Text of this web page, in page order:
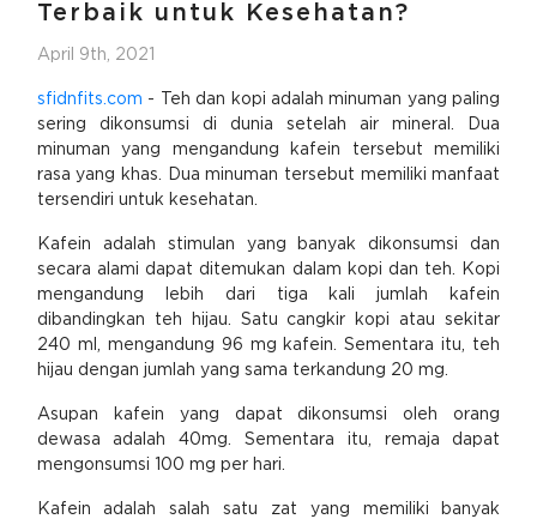
Terbaik untuk Kesehatan?
April 9th, 2021
sfidnfits.com - Teh dan kopi adalah minuman yang paling
sering dikonsumsi di dunia setelah air mineral. Dua
minuman yang mengandung kafein tersebut memiliki
rasa yang khas. Dua minuman tersebut memiliki manfaat
tersendiri untuk kesehatan.
Kafein adalah stimulan yang banyak dikonsumsi dan
secara alami dapat ditemukan dalam kopi dan teh. Kopi
mengandung lebih dari tiga kali jumlah kafein
dibandingkan teh hijau. Satu cangkir kopi atau sekitar
240 ml, mengandung 96 mg kafein. Sementara itu, teh
hijau dengan jumlah yang sama terkandung 20 mg.
Asupan kafein yang dapat dikonsumsi oleh orang
dewasa adalah 40mg. Sementara itu, remaja dapat
mengonsumsi 100 mg per hari.
Kafein adalah salah satu zat yang memiliki banyak